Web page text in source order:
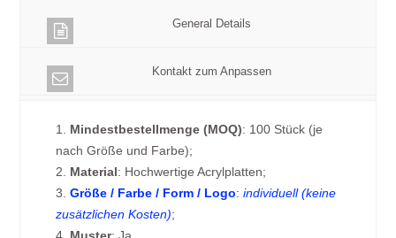
General Details
Kontakt zum Anpassen
1. Mindestbestellmenge (MOQ): 100 Stück (je
nach Größe und Farbe);
2. Material: Hochwertige Acrylplatten;
3.Größe / Farbe / Form / Logo:individuell (keine
zusätzlichen Kosten);